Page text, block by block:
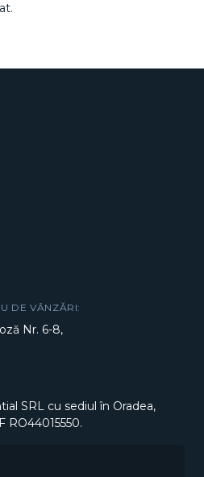
DE VÂNZĂRI:
Nr. 6-8,
SRL cu sediul în Oradea,
RO44015550.